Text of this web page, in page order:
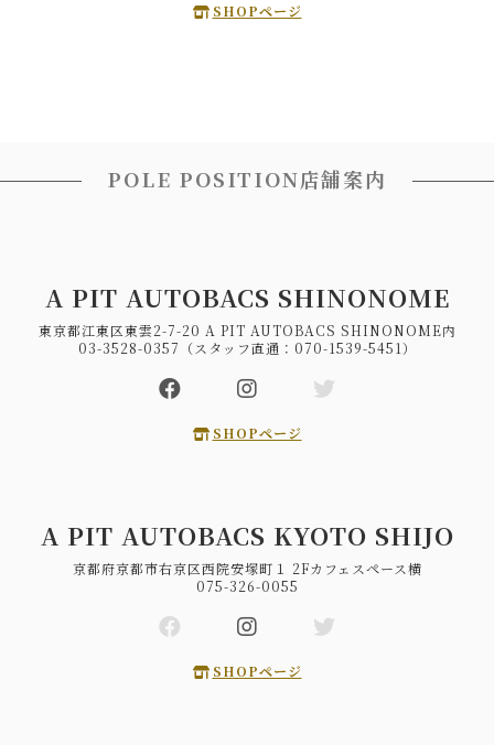
SHOPページ
POLE POSITION店舗案内
A PIT AUTOBACS SHINONOME
東京都江東区東雲2-7-20 A PIT AUTOBACS SHINONOME内
03-3528-0357（スタッフ直通：070-1539-5451）
SHOPページ
A PIT AUTOBACS KYOTO SHIJO
京都府京都市右京区西院安塚町１ 2Fカフェスペース横
075-326-0055
SHOPページ